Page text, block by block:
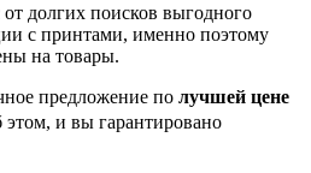
долгих поисков выгодного
с принтами, именно поэтому
на товары.
предложение по лучшей цене
и вы гарантировано